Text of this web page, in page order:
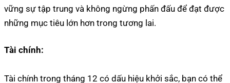
vững sự tập trung và không ngừng phấn đấu để đạt được
những mục tiêu lớn hơn trong tương lai.
Tài chính:
Tài chính trong tháng 12 có dấu hiệu khởi sắc, bạn có thể